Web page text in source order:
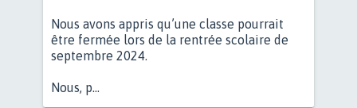
Nous avons appris qu’une classe pourrait
être fermée lors de la rentrée scolaire de
septembre 2024.
Nous, p...